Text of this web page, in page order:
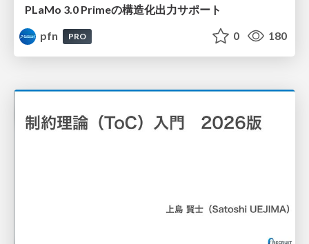
PLaMo 3.0 Primeの構造化出力サポート
pfn
PRO 0 180